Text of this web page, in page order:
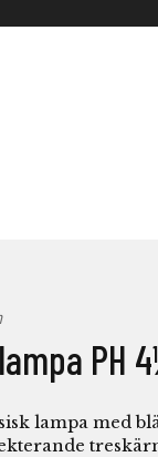
PH
lampa med